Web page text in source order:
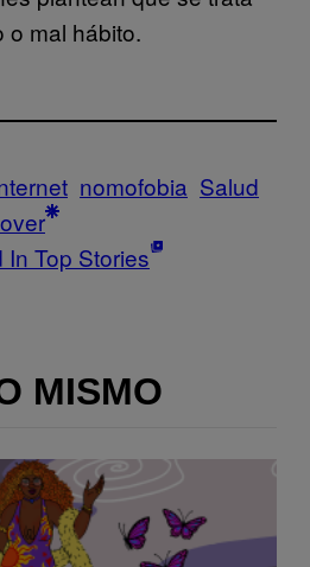
o mal hábito.
nomofobia Salud
Top Stories
MISMO